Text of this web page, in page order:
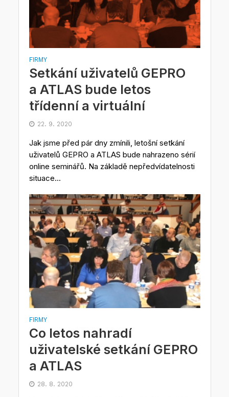
FIRMY
Setkání uživatelů GEPRO
a ATLAS bude letos
třídenní a virtuální
22. 9. 2020
Jak jsme před pár dny zmínili, letošní setkání
uživatelů GEPRO a ATLAS bude nahrazeno sérií
online seminářů. Na základě nepředvídatelnosti
situace...
FIRMY
Co letos nahradí
uživatelské setkání GEPRO
a ATLAS
28. 8. 2020